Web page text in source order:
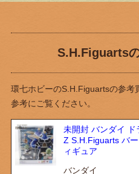
S.H.Figuarts
環七ホビーのS.H.Figuartsの参考
参考にご覧ください。
未開封 バンダイ ド
Z S.H.Figuarts バ
ィギュア
バンダイ